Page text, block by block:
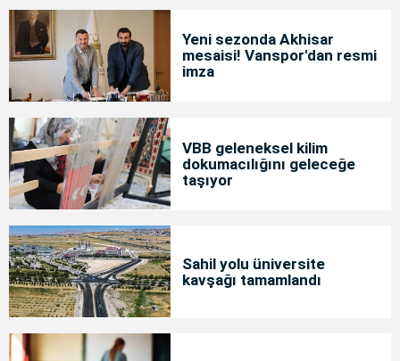
Yeni sezonda Akhisar
mesaisi! Vanspor'dan resmi
imza
VBB geleneksel kilim
dokumacılığını geleceğe
taşıyor
Sahil yolu üniversite
kavşağı tamamlandı